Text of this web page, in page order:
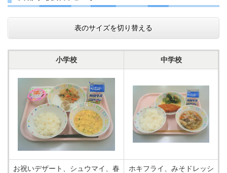
表のサイズを切り替える
小学校 中学校
お祝いデザート、シュウマイ、春
ホキフライ、みそドレッシ